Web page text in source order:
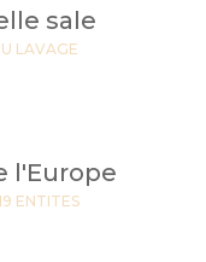
sale
LAVAGE
l'Europe
ENTITES